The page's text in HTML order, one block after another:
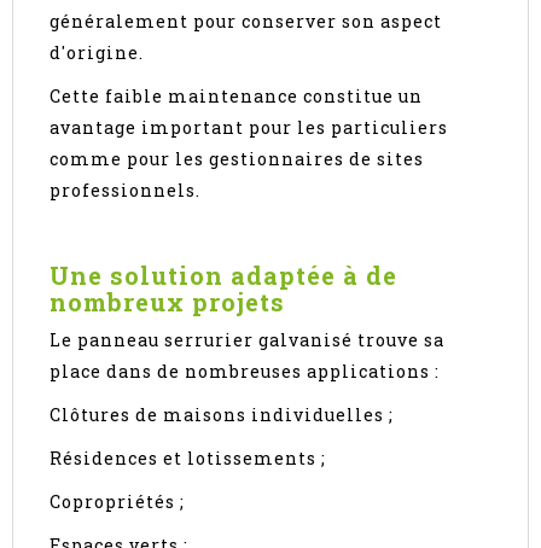
généralement pour conserver son aspect
d'origine.
Cette faible maintenance constitue un
avantage important pour les particuliers
comme pour les gestionnaires de sites
professionnels.
Une solution adaptée à de
nombreux projets
Le panneau serrurier galvanisé trouve sa
place dans de nombreuses applications :
Clôtures de maisons individuelles ;
Résidences et lotissements ;
Copropriétés ;